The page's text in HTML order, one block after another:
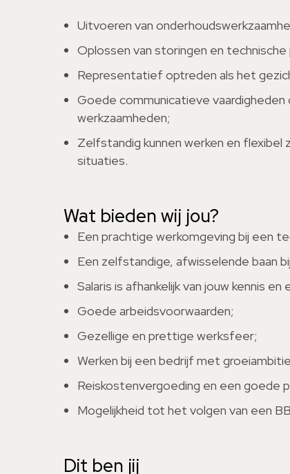
Uitvoeren van
Oplossen van storingen en technische
Representatief optreden als het
Goede communicatieve
werkzaamheden;
Zelfstandig kunnen werken en flexibel
situaties.
Wat bieden wij jou?
Een prachtige werkomgeving bij een
Een zelfstandige, afwisselende baan
Salaris is afhankelijk van jouw kennis en
Goede arbeidsvoorwaarden;
Gezellige en prettige werksfeer;
Werken bij een bedrijf met
Reiskostenvergoeding en een goede
Mogelijkheid tot het volgen van een
Dit ben jij